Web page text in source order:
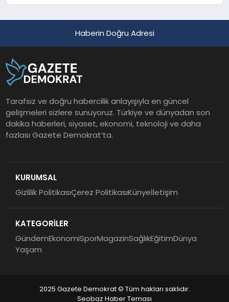
Haberin Doğru Adresi
Tarafsız ve doğru habercilik anlayışıyla en güncel
gelişmeleri sizlere sunuyoruz. Türkiye ve dünyadan son
dakika haberleri, siyaset, ekonomi, teknoloji ve daha
fazlası Gazete Demokrat’ta.
KURUMSAL
Gizlilik PolitikasıÇerez PolitikasıKünyeİletişim
KATEGORİLER
GündemEkonomiSporMagazinSağlıkEğitimDünya
Yaşam
2025 Gazete Demokrat © Tüm hakları saklıdır.
Seobaz Haber Teması